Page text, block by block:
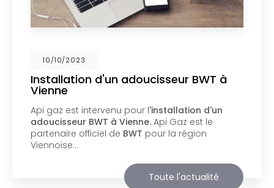
02/10/2023
Nouveau support de communication
web
Api Gaz à Viennevous présente son nouveau
support de communication web réalisé par la
sociétéBIIM COM . Vous souhaitant une
agréable visite, si vous avez besoin…
Toute l'actualité